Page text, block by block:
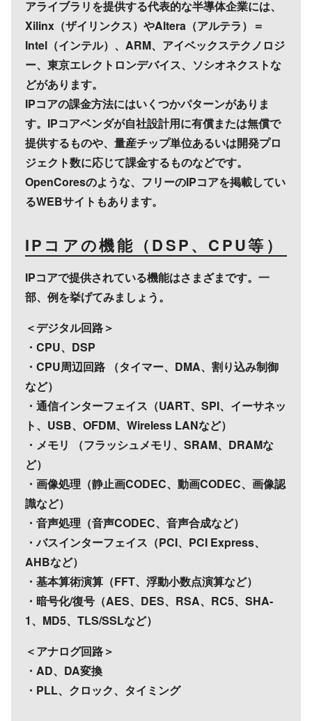
アライブラリを提供する代表的な半導体企業には、
Xilinx（ザイリンクス）やAltera（アルテラ）＝
Intel（インテル）、ARM、アイベックステクノロジ
ー、東京エレクトロンデバイス、ソシオネクストな
どがあります。
IPコアの課金方法にはいくつかパターンがありま
す。IPコアベンダが自社設計用に有償または無償で
提供するものや、量産チップ単位あるいは開発プロ
ジェクト数に応じて課金するものなどです。
OpenCoresのような、フリーのIPコアを掲載してい
るWEBサイトもあります。
IPコアの機能（DSP、CPU等）
IPコアで提供されている機能はさまざまです。一
部、例を挙げてみましょう。
＜デジタル回路＞
・CPU、DSP
・CPU周辺回路 （タイマー、DMA、割り込み制御
など）
・通信インターフェイス（UART、SPI、イーサネッ
ト、USB、OFDM、Wireless LANなど）
・メモリ （フラッシュメモリ、SRAM、DRAMな
ど）
・画像処理（静止画CODEC、動画CODEC、画像認
識など）
・音声処理（音声CODEC、音声合成など）
・バスインターフェイス（PCI、PCI Express、
AHBなど）
・基本算術演算（FFT、浮動小数点演算など）
・暗号化/復号（AES、DES、RSA、RC5、SHA-
1、MD5、TLS/SSLなど）
＜アナログ回路＞
・AD、DA変換
・PLL、クロック、タイミング